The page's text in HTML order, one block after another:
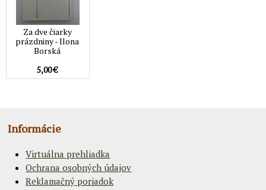
Za dve čiarky
prázdniny - Ilona
Borská
5,00 €
Informácie
Virtuálna prehliadka
Ochrana osobných údajov
Reklamačný poriadok